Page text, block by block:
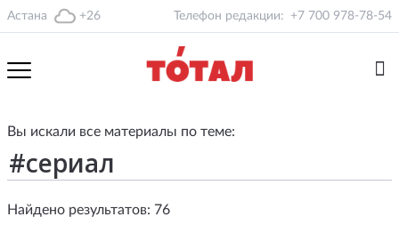
Астана +26 Телефон редакции: +7 700 978-78-54
Вы искали все материалы по теме:
Найдено результатов: 76